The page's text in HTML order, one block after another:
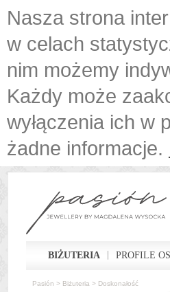
Nasza strona
w celach
nim możemy
Każdy może
wyłączenia ich w
żadne informacje.
BIŻUTERIA PROFILE
Pasión > Biżuteria > Doskonałość